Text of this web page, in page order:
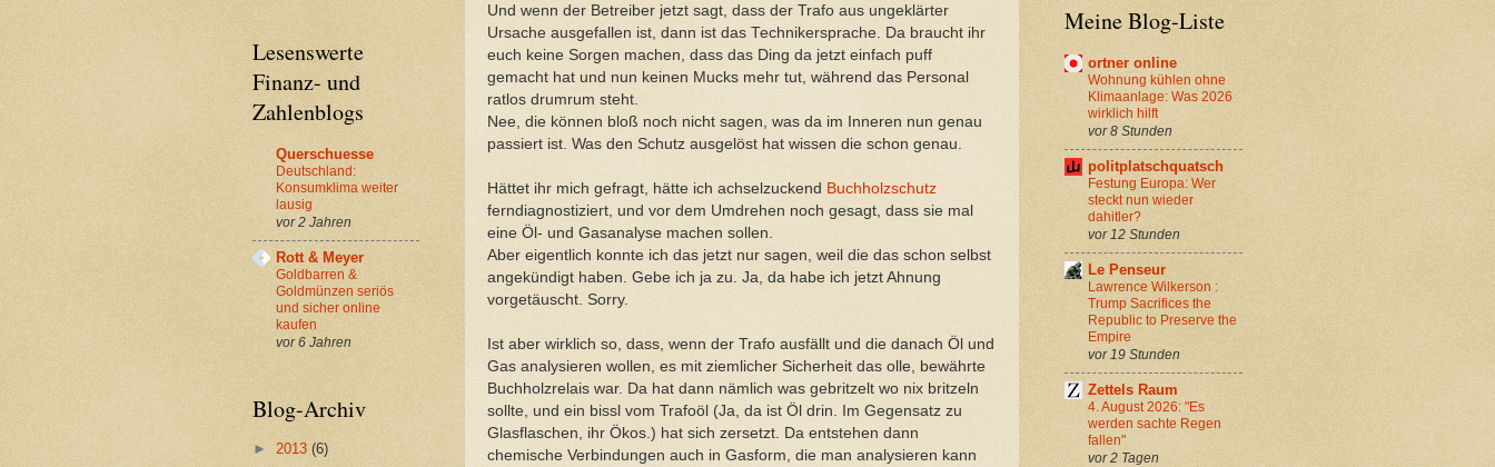
Und wenn der Betreiber jetzt sagt, dass der Trafo aus ungeklärter
Ursache ausgefallen ist, dann ist das Technikersprache. Da braucht ihr
euch keine Sorgen machen, dass das Ding da jetzt einfach puff
gemacht hat und nun keinen Mucks mehr tut, während das Personal
ratlos drumrum steht.
Nee, die können bloß noch nicht sagen, was da im Inneren nun genau
passiert ist. Was den Schutz ausgelöst hat wissen die schon genau.
Hättet ihr mich gefragt, hätte ich achselzuckend Buchholzschutz
ferndiagnostiziert, und vor dem Umdrehen noch gesagt, dass sie mal
eine Öl- und Gasanalyse machen sollen.
Aber eigentlich konnte ich das jetzt nur sagen, weil die das schon selbst
angekündigt haben. Gebe ich ja zu. Ja, da habe ich jetzt Ahnung
vorgetäuscht. Sorry.
Ist aber wirklich so, dass, wenn der Trafo ausfällt und die danach Öl und
Gas analysieren wollen, es mit ziemlicher Sicherheit das olle, bewährte
Buchholzrelais war. Da hat dann nämlich was gebritzelt wo nix britzeln
sollte, und ein bissl vom Trafoöl (Ja, da ist Öl drin. Im Gegensatz zu
Glasflaschen, ihr Ökos.) hat sich zersetzt. Da entstehen dann
chemische Verbindungen auch in Gasform, die man analysieren kann
Lesenswerte
Finanz- und
Zahlenblogs
Querschuesse
Deutschland:
Konsumklima weiter
lausig
vor 2 Jahren
Rott & Meyer
Goldbarren &
Goldmünzen seriös
und sicher online
kaufen
vor 6 Jahren
Blog-Archiv
► 2013 (6)
Meine Blog-Liste
ortner online
Wohnung kühlen ohne
Klimaanlage: Was 2026
wirklich hilft
vor 8 Stunden
politplatschquatsch
Festung Europa: Wer
steckt nun wieder
dahitler?
vor 12 Stunden
Le Penseur
Lawrence Wilkerson :
Trump Sacrifices the
Republic to Preserve the
Empire
vor 19 Stunden
Zettels Raum
4. August 2026: "Es
werden sachte Regen
fallen"
vor 2 Tagen